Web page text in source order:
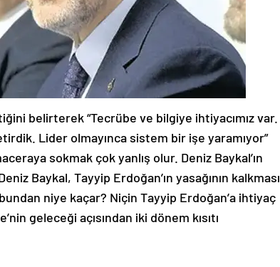
belirterek “Tecrübe ve bilgiye ihtiyacımız var.
Lider olmayınca sistem bir işe yaramıyor”
sokmak çok yanlış olur. Deniz Baykal’ın
Baykal, Tayyip Erdoğan’ın yasağının kalkması
niye kaçar? Niçin Tayyip Erdoğan’a ihtiyaç
geleceği açısından iki dönem kısıtı